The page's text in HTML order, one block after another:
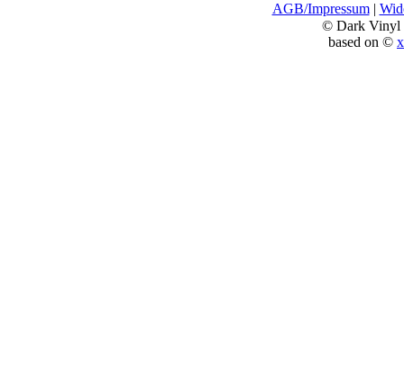
AGB/Impressum|
© Dark Vinyl
based on ©